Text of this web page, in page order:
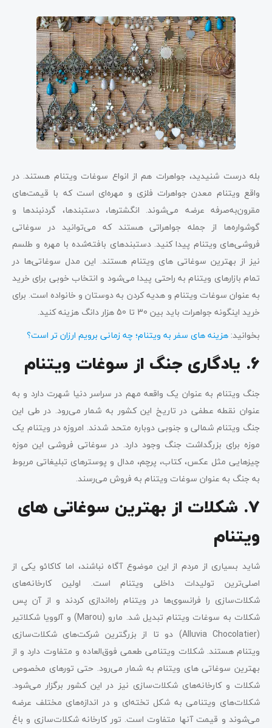
بله درست شنیدید، جواهرات هم از انواع سوغات ویتنام هستند. در
واقع ویتنام معدن جواهرات فلزی و مهره‌ای است که با قیمت‌های
مقرون‌به‌صرفه عرضه می‌شوند. انگشترها، دستبندها، گردنبند‌ها و
گوشواره‌ها از جمله جواهراتی هستند که می‌توانید در سوغاتی
فروشی‌های ویتنام پیدا کنید. دستبندهای بافته‌شده با مهره و طلسم
نیز از بهترین سوغاتی های ویتنام هستند. این مدل سوغاتی‌ها در
تمام بازارهای ویتنام به راحتی پیدا می‌شود و انتخاب خوبی برای خرید
به عنوان سوغات ویتنام و هدیه کردن به دوستان و خانواده است. برای
خرید اینگونه جواهرات باید بین 30 تا 50 هزار دانگ هزینه کنید.
بخوانید: هزینه های سفر به ویتنام؛ چه زمانی برویم ارزان تر است؟
6. یادگاری جنگ از سوغات ویتنام
جنگ ویتنام به عنوان یک واقعه مهم در سراسر دنیا شهرت دارد و به
عنوان نقطه عطفی در تاریخ این کشور به شمار می‌رود. در طی این
جنگ ویتنام شمالی و جنوبی دوباره متحد شدند. امروزه در ویتنام یک
موزه برای بزرگداشت جنگ وجود دارد. در سوغاتی‌ فروشی این موزه
چیزهایی مثل عکس، کتاب، پرچم، مدال و پوسترهای تبلیغاتی مربوط
به جنگ به عنوان سوغات ویتنام به فروش می‌رسند.
7. شکلات از بهترین سوغاتی های
ویتنام
شاید بسیاری از مردم از این موضوع آگاه نباشند، اما کاکائو یکی از
اصلی‌ترین تولیدات داخلی ویتنام است. اولین کارخانه‌های
شکلات‌سازی را فرانسوی‌ها در ویتنام راه‌اندازی کردند و از آن پس
شکلات به سوغات ویتنام تبدیل شد. مارو (Marou) و آلوویا شکلاتیر
(Alluvia Chocolatier) دو تا از بزرگترین شرکت‌های شکلات‌سازی
ویتنام هستند. شکلات ویتنامی طعمی فوق‌العاده و متفاوت دارد و از
بهترین سوغاتی های ویتنام به شمار می‌رود. حتی تورهای مخصوص
شکلات و کارخانه‌های شکلات‌سازی نیز در این کشور برگزار می‌شود.
شکلات‌های ویتنامی به شکل تخته‌ای و در اندازه‌های مختلف عرضه
می‌شوند و قیمت آنها متفاوت است. تور کارخانه شکلات‌سازی و باغ